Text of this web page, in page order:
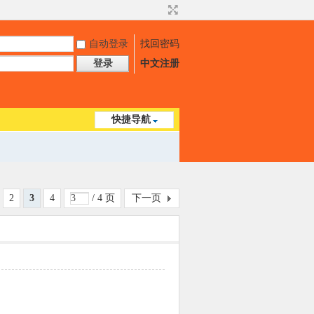
自动登录
找回密码
登录 中文注册
快捷导航
2 3 4 / 4 页 下一页